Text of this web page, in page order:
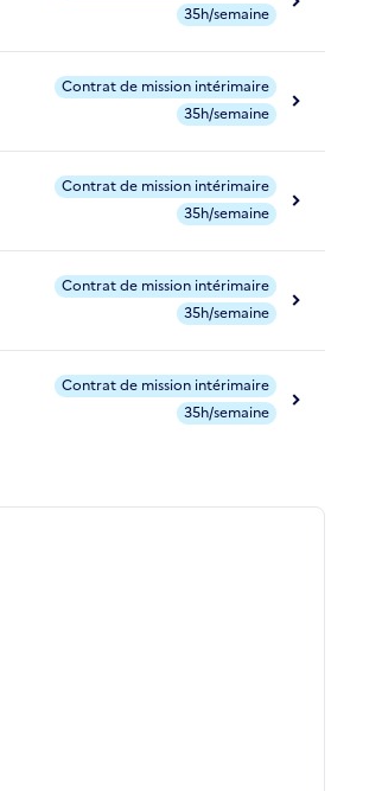
35h/semaine
Contrat de mission intérimaire
35h/semaine
Contrat de mission intérimaire
35h/semaine
Contrat de mission intérimaire
35h/semaine
Contrat de mission intérimaire
35h/semaine